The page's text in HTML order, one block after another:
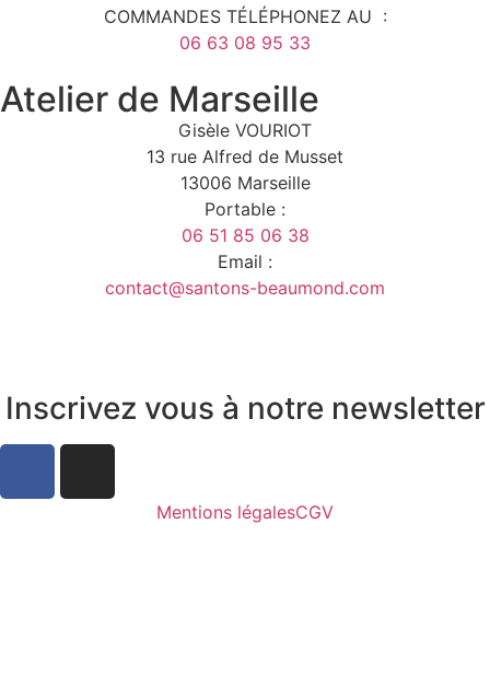
COMMANDES TÉLÉPHONEZ AU :
06 63 08 95 33
Atelier de Marseille
Gisèle VOURIOT
13 rue Alfred de Musset
13006 Marseille
Portable :
06 51 85 06 38
Email :
contact@santons-beaumond.com
Inscrivez vous à notre newsletter
Mentions légalesCGV